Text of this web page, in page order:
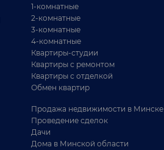
1-комнатные
2-комнатные
3-комнатные
4-комнатные
Квартиры-студии
Квартиры с ремонтом
Квартиры с отделкой
Обмен квартир
Продажа недвижимости в Минске
Проведение сделок
Дачи
Дома в Минской области